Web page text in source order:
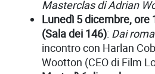
Masterclas di Adrian
Lunedì 5 dicembre, ore
(Sala dei 146): Dai
incontro con Harlan
Wootton (CEO di Film